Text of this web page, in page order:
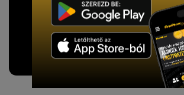
További információ